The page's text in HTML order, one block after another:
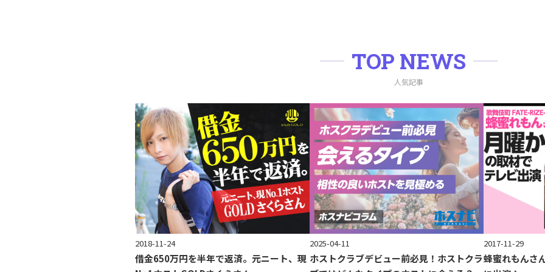
TOP NEWS
人気記事
2018-11-24
借金650万円を半年で返済。元ニート、現
2025-04-11
ホストクラブデビュー前必見！ホストクラ
2017-11-29
蜂蜜れもんさ